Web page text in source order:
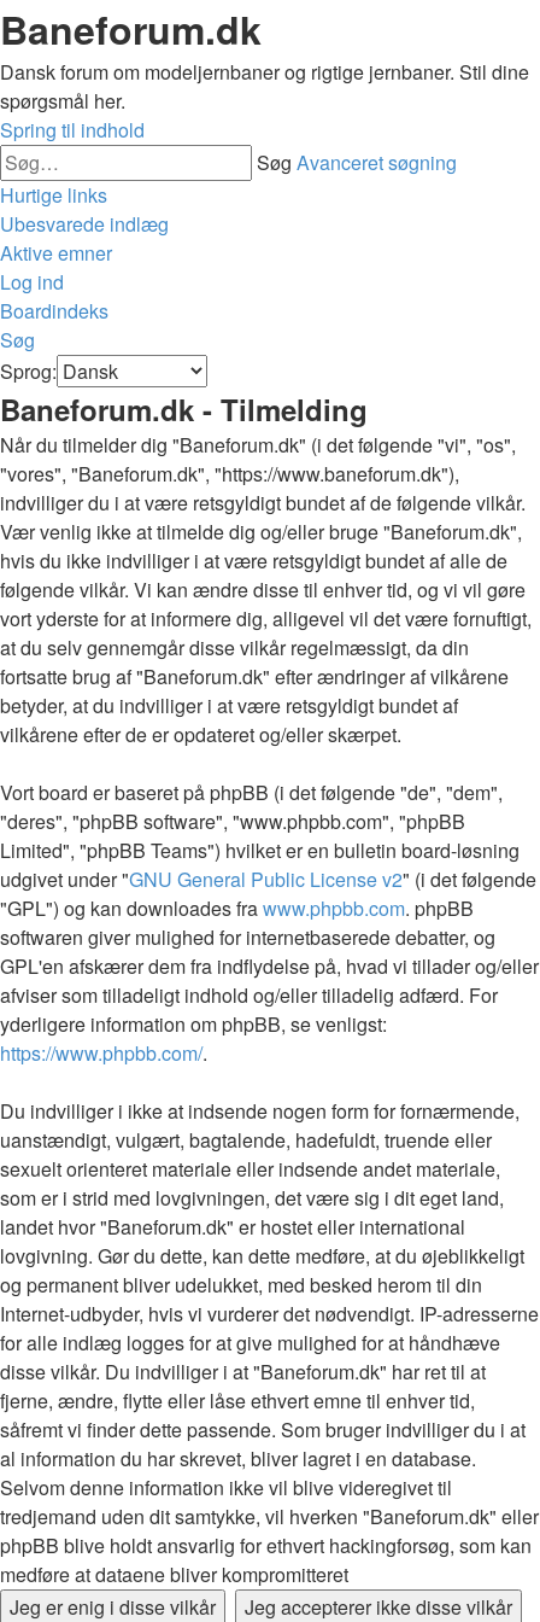
Baneforum.dk
Dansk forum om modeljernbaner og rigtige jernbaner. Stil dine
spørgsmål her.
Spring til indhold
Søg Avanceret søgning
Hurtige links
Ubesvarede indlæg
Aktive emner
Log ind
Boardindeks
Søg
Sprog:
Baneforum.dk - Tilmelding
Når du tilmelder dig "Baneforum.dk" (i det følgende "vi", "os",
"vores", "Baneforum.dk", "https://www.baneforum.dk"),
indvilliger du i at være retsgyldigt bundet af de følgende vilkår.
Vær venlig ikke at tilmelde dig og/eller bruge "Baneforum.dk",
hvis du ikke indvilliger i at være retsgyldigt bundet af alle de
følgende vilkår. Vi kan ændre disse til enhver tid, og vi vil gøre
vort yderste for at informere dig, alligevel vil det være fornuftigt,
at du selv gennemgår disse vilkår regelmæssigt, da din
fortsatte brug af "Baneforum.dk" efter ændringer af vilkårene
betyder, at du indvilliger i at være retsgyldigt bundet af
vilkårene efter de er opdateret og/eller skærpet.
Vort board er baseret på phpBB (i det følgende "de", "dem",
"deres", "phpBB software", "www.phpbb.com", "phpBB
Limited", "phpBB Teams") hvilket er en bulletin board-løsning
udgivet under "GNU General Public License v2" (i det følgende
"GPL") og kan downloades frawww.phpbb.com. phpBB
softwaren giver mulighed for internetbaserede debatter, og
GPL'en afskærer dem fra indflydelse på, hvad vi tillader og/eller
afviser som tilladeligt indhold og/eller tilladelig adfærd. For
yderligere information om phpBB, se venligst:
https://www.phpbb.com/.
Du indvilliger i ikke at indsende nogen form for fornærmende,
uanstændigt, vulgært, bagtalende, hadefuldt, truende eller
sexuelt orienteret materiale eller indsende andet materiale,
som er i strid med lovgivningen, det være sig i dit eget land,
landet hvor "Baneforum.dk" er hostet eller international
lovgivning. Gør du dette, kan dette medføre, at du øjeblikkeligt
og permanent bliver udelukket, med besked herom til din
Internet-udbyder, hvis vi vurderer det nødvendigt. IP-adresserne
for alle indlæg logges for at give mulighed for at håndhæve
disse vilkår. Du indvilliger i at "Baneforum.dk" har ret til at
fjerne, ændre, flytte eller låse ethvert emne til enhver tid,
såfremt vi finder dette passende. Som bruger indvilliger du i at
al information du har skrevet, bliver lagret i en database.
Selvom denne information ikke vil blive videregivet til
tredjemand uden dit samtykke, vil hverken "Baneforum.dk" eller
phpBB blive holdt ansvarlig for ethvert hackingforsøg, som kan
medføre at dataene bliver kompromitteret